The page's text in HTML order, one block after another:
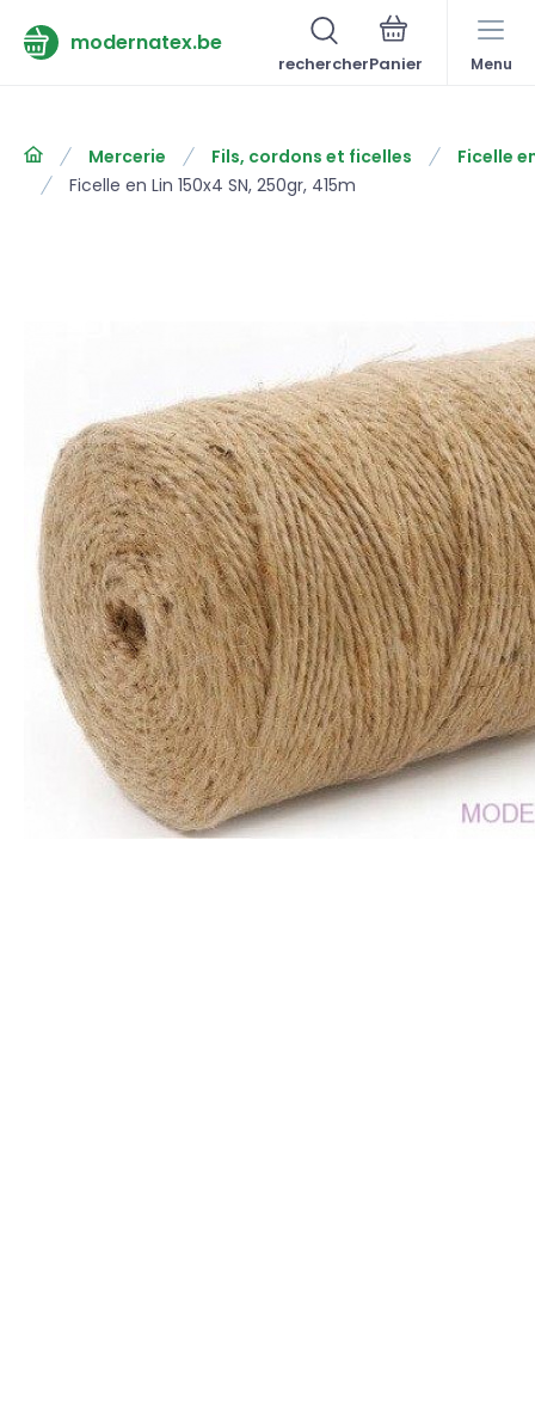
modernatex.be
rechercher Menu
Mercerie Fils, cordons et ficelles
Ficelle
Ficelle en Lin 150x4 SN, 250gr, 415m